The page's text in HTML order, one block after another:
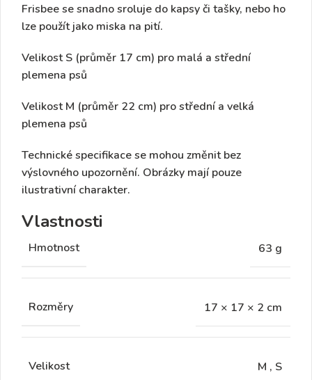
Frisbee se snadnosroluje do kapsy či tašky, nebo ho
lze použít jako miska na pití.
Velikost S (průměr 17 cm) pro malá a střední
plemena psů
Velikost M (průměr 22 cm) pro střední a velká
plemena psů
Technické specifikace se mohou změnit bez
výslovného upozornění. Obrázky mají pouze
ilustrativní charakter.
Vlastnosti
Hmotnost 63 g
Rozměry 17 × 17 × 2 cm
Velikost M , S